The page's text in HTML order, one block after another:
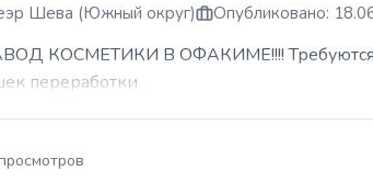
Шева (Южный округ) Опубликовано:
КОСМЕТИКИ В ОФАКИМЕ!!!! Требуются
переработки